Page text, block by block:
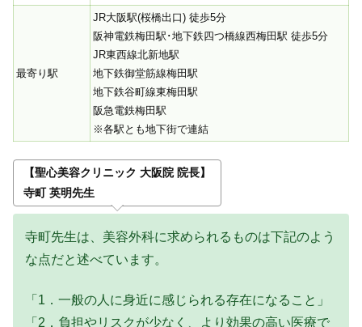
最寄り駅
JR大阪駅(桜橋出口) 徒歩5分
阪神電鉄梅田駅･地下鉄四つ橋線西梅田駅 徒歩5分
JR東西線北新地駅
地下鉄御堂筋線梅田駅
地下鉄谷町線東梅田駅
阪急電鉄梅田駅
※各駅とも地下街で連結
【聖心美容クリニック 大阪院 院長】
寺町 英明先生
寺町先生は、美容外科に求められるものは下記のよう
な点だと述べています。
「 1．一般の人に身近に感じられる存在になること」
「2．負担やリスクが少なく、より効果の高い医療で